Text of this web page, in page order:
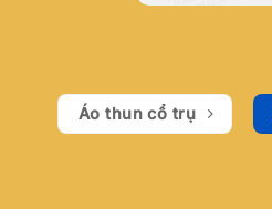
Áo thun cổ trụ